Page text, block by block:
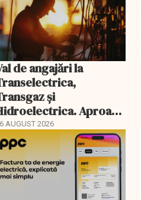
de angajări la
și
Aproape
de posturi aprobate
AUGUST 2026